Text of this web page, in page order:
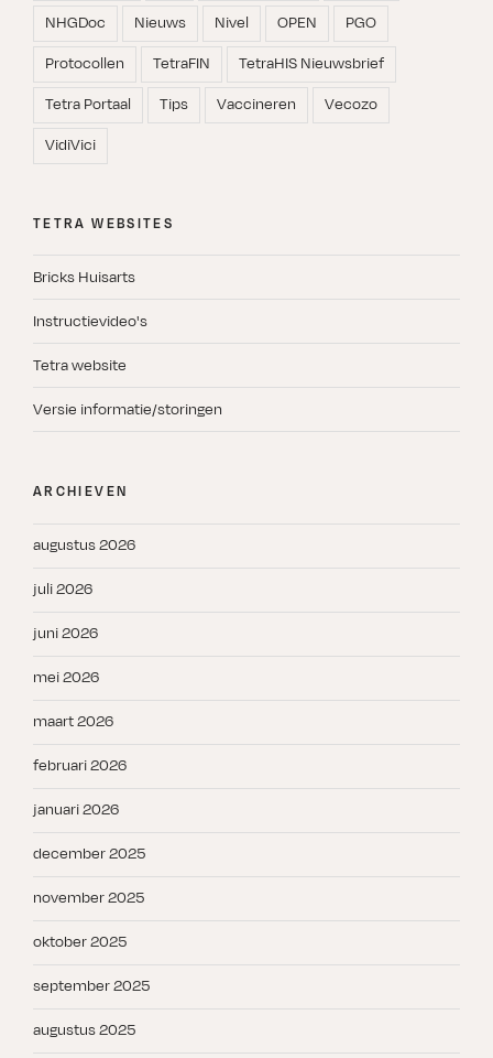
NHGDoc
Nieuws Nivel OPEN
PGO
Protocollen
TetraFIN
TetraHIS Nieuwsbrief
Tetra Portaal
Tips Vaccineren
Vecozo
VidiVici
TETRA WEBSITES
Bricks Huisarts
Instructievideo's
Tetra website
Versie informatie/storingen
ARCHIEVEN
augustus 2026
juli 2026
juni 2026
mei 2026
maart 2026
februari 2026
januari 2026
december 2025
november 2025
oktober 2025
september 2025
augustus 2025